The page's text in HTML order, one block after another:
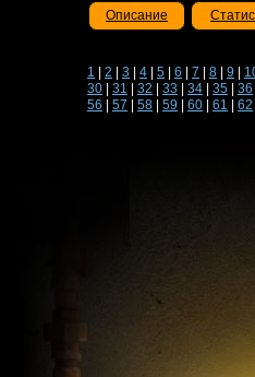
Описание
1 2 3 4 5 6 7 8 9
30
31 32 33 34 35 36
56
57 58 59 60 61 62